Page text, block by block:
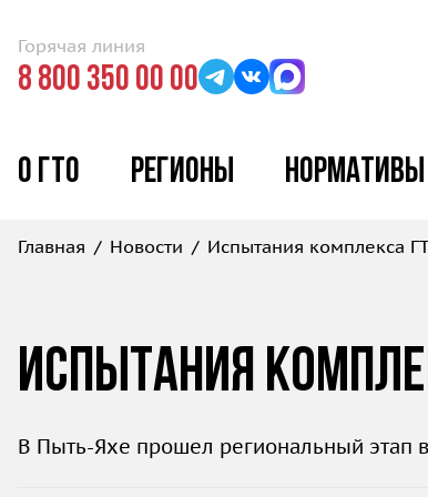
Горячая линия
8 800 350 00 00
О ГТО Регионы Нормативы
Главная Новости Испытания комплекса
Испытания
В Пыть-Яхе прошел региональный этап